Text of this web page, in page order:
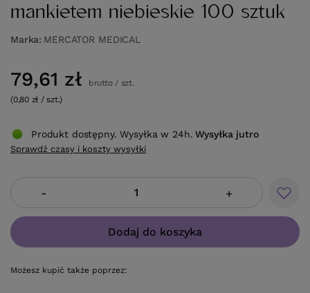
mankietem niebieskie 100 sztuk
Marka MERCATOR MEDICAL
79,61 zł brutto/ szt.
(0,80 zł / szt.)
- +
Dodaj do koszyka
Możesz kupić także poprzez:
Produkt dostępny. Wysyłka w 24h. Wysyłka jutro
Sprawdź czasy i koszty wysyłki